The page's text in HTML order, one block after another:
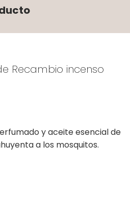
Recambio incenso
y aceite esencial de
a los mosquitos.